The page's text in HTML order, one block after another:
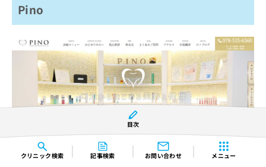
クリニック検索 記事検索 お問い合わせ メニュー
Pino
目次